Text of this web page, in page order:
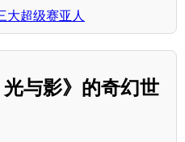
大超级赛亚人
与影》的奇幻世